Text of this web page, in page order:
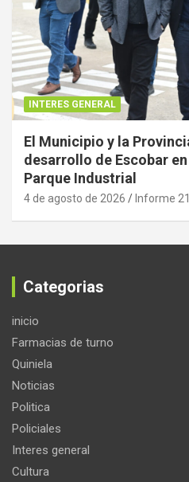
INTERES GENERAL
El Municipio y la
desarrollo de Escobar
Parque Industrial
4 de agosto de 2026 Informe 21
Categorias
inicio
Farmacias de turno
Quiniela
Noticias
Politica
Policiales
Interes general
Cultura